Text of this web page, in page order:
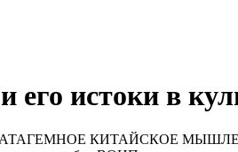
истоки в
КИТАЙСКОЕ